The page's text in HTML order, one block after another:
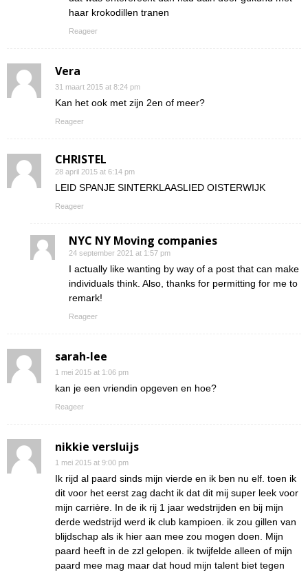
haar krokodillen tranen
Reageer
Vera
31 maart 2015 at 8:24 pm
Kan het ook met zijn 2en of meer?
Reageer
CHRISTEL
28 april 2015 at 6:14 pm
LEID SPANJE SINTERKLAASLIED OISTERWIJK
Reageer
NYC NY Moving companies
24 september 2021 at 1:57 pm
I actually like wanting by way of a post that can make
individuals think. Also, thanks for permitting for me to
remark!
Reageer
sarah-lee
1 mei 2015 at 1:06 pm
kan je een vriendin opgeven en hoe?
Reageer
nikkie versluijs
1 mei 2015 at 9:00 pm
Ik rijd al paard sinds mijn vierde en ik ben nu elf. toen ik
dit voor het eerst zag dacht ik dat dit mij super leek voor
mijn carrière. In de ik rij 1 jaar wedstrijden en bij mijn
derde wedstrijd werd ik club kampioen. ik zou gillen van
blijdschap als ik hier aan mee zou mogen doen. Mijn
paard heeft in de zzl gelopen. ik twijfelde alleen of mijn
paard mee mag maar dat houd mijn talent biet tegen